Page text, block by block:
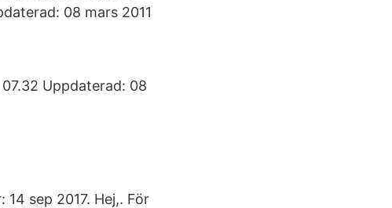
08 mars 2011
Uppdaterad: 08
sep 2017. Hej,. För